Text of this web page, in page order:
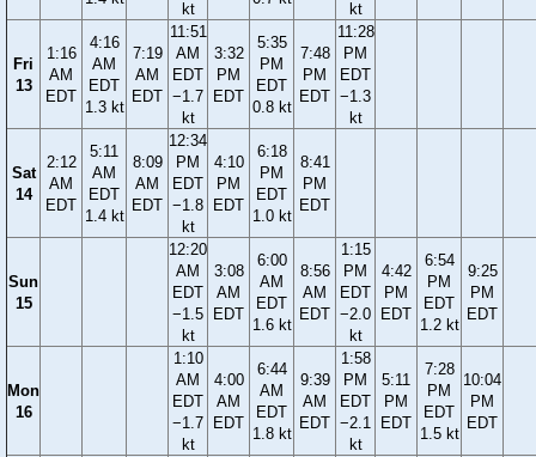
kt kt
Fri
13
1:16
AM
EDT
4:16
AM
EDT
1.3 kt
7:19
AM
EDT
11:51
AM
EDT
−1.7
kt
3:32
PM
EDT
5:35
PM
EDT
0.8 kt
7:48
PM
EDT
11:28
PM
EDT
−1.3
kt
Sat
14
2:12
AM
EDT
5:11
AM
EDT
1.4 kt
8:09
AM
EDT
12:34
PM
EDT
−1.8
kt
4:10
PM
EDT
6:18
PM
EDT
1.0 kt
8:41
PM
EDT
Sun
15
12:20
AM
EDT
−1.5
kt
3:08
AM
EDT
6:00
AM
EDT
1.6 kt
8:56
AM
EDT
1:15
PM
EDT
−2.0
kt
4:42
PM
EDT
6:54
PM
EDT
1.2 kt
9:25
PM
EDT
Mon
16
1:10
AM
EDT
−1.7
kt
4:00
AM
EDT
6:44
AM
EDT
1.8 kt
9:39
AM
EDT
1:58
PM
EDT
−2.1
kt
5:11
PM
EDT
7:28
PM
EDT
1.5 kt
10:04
PM
EDT